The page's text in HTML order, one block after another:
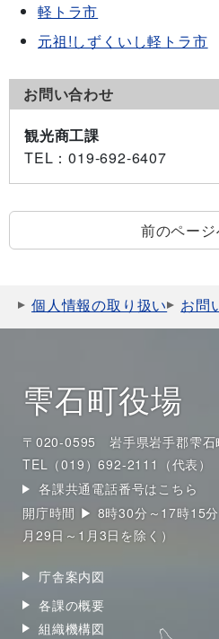
軽トラ市
元祖!しずくいし軽トラ市
お問い合わせ
観光商工課
TEL ：019-692-6407
前のページ
個人情報の取り扱い お問
雫石町役場
〒020-0595 岩手県岩手郡雫石
TEL（019）692-2111（代表）
各課共通電話番号はこちら
開庁時間 ▶ 8時30分～17時15
月29日～1月3日を除く）
庁舎案内図
各課の概要
組織機構図